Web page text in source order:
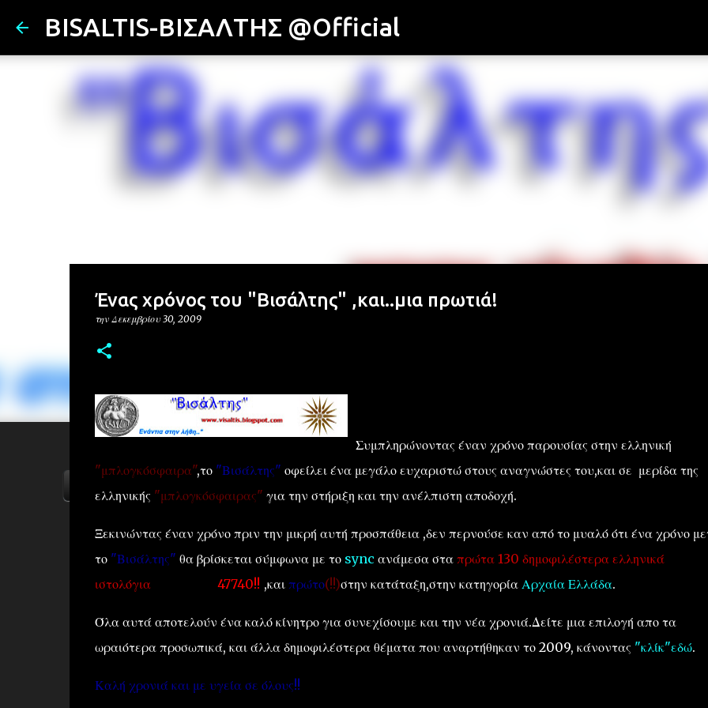
BISALTIS-ΒΙΣΑΛΤΗΣ @Official
Ένας χρόνος του "Βισάλτης" ,και..μια πρωτιά!
την Δεκεμβρίου 30, 2009
Συμπληρώνοντας έναν χρόνο παρουσίας στην ελληνική
"μπλογκόσφαιρα",το "Βισάλτης" οφείλει ένα μεγάλο ευχαριστώ στους αναγνώστες του,και σε μερίδα της
ελληνικής "μπλογκόσφαιρας" για την στήριξη και την ανέλπιστη αποδοχή.
Ξεκινώντας έναν χρόνο πριν την μικρή αυτή προσπάθεια ,δεν περνούσε καν από το μυαλό ότι ένα χρόνο
το "Βισάλτης" θα βρίσκεται σύμφωνα με το sync ανάμεσα στα πρώτα 130 δημοφιλέστερα ελληνικά
ιστολόγια(σε σύνολο 47740!!) ,και πρώτο(!!)στην κατάταξη,στην κατηγορίαΑρχαία Ελλάδα.
Όλα αυτά αποτελούν ένα καλό κίνητρο για συνεχίσουμε και την νέα χρονιά.Δείτε μια επιλογή απο τα
ωραιότερα προσωπικά, και άλλα δημοφιλέστερα θέματα που αναρτήθηκαν το 2009, κάνοντας "κλίκ"εδώ.
Καλή χρονιά και με υγεία σε όλους!!